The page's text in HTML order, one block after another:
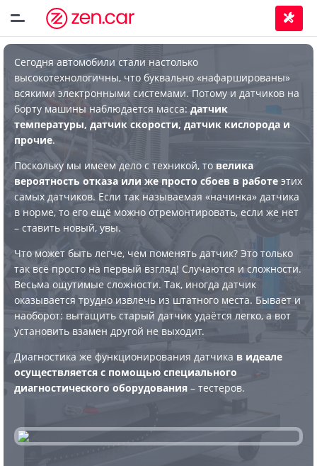
Сегодня автомобили стали настолько
высокотехнологичны, что буквально «нафаршированы»
всякими электронными системами. Потому и датчиков на
борту машины наблюдается масса: датчик
температуры, датчик скорости, датчик кислорода и
прочие.
Поскольку мы имеем дело с техникой, то велика
вероятность отказа или же просто сбоев в работе этих
самых датчиков. Если так называемая «начинка» датчика
в норме, то его ещё можно отремонтировать, если же нет
– ставить новый, увы.
Что может быть легче, чем поменять датчик? Это только
так всё просто на первый взгляд! Случаются и сложности.
Весьма ощутимые сложности. Так, иногда датчик
оказывается трудно извлечь из штатного места. Бывает и
наоборот: вытащить старый датчик удаётся легко, а вот
установить взамен другой не выходит.
Диагностика же функционирования датчика в идеале
осуществляется с помощью специального
диагностического оборудования – тестеров.